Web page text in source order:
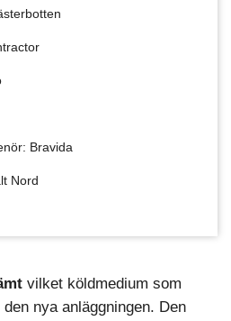
Bravida
Nord
vilket köldmedium som
nya anläggningen. Den